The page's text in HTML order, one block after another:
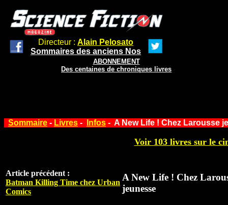
Directeur : Alain Pelosato
Sommaires des anciens Nos
ABONNEMENT
Des centaines de chroniques livres
Sommaire - Livres - Infos - A New Life ! Chez Larousse
Voir 103 livres sur le
Article précédent :
Batman Killing Time chez Urban
Comics
A New Life ! Chez
jeunesse